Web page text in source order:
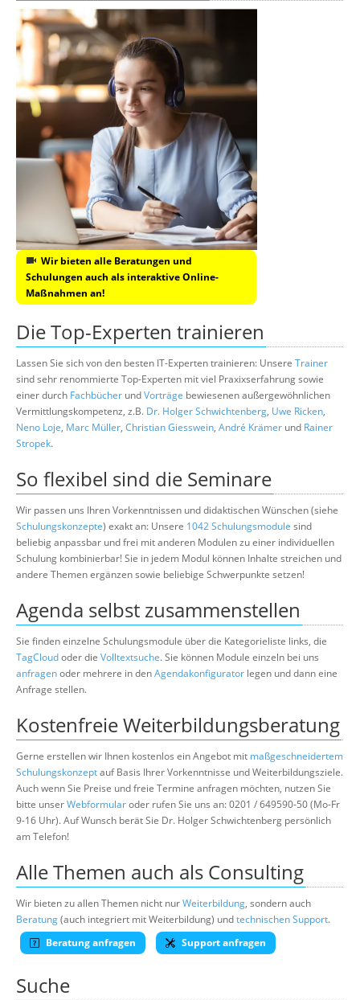
Wir bieten alle Beratungen und
Schulungen auch als interaktive Online-
Maßnahmen an!
Die Top-Experten trainieren
Lassen Sie sich von den besten IT-Experten trainieren: Unsere Trainer
sind sehr renommierte Top-Experten mit viel Praxixserfahrung sowie
einer durch Fachbücher undVorträge bewiesenen außergewöhnlichen
Vermittlungskompetenz, z.B. Dr. Holger Schwichtenberg, Uwe Ricken,
Neno Loje, Marc Müller, Christian Giesswein, André Krämer und Rainer
Stropek.
So flexibel sind die Seminare
Wir passen uns Ihren Vorkenntnissen und didaktischen Wünschen (siehe
Schulungskonzepte) exakt an: Unsere 1042 Schulungsmodule sind
beliebig anpassbar und frei mit anderen Modulen zu einer individuellen
Schulung kombinierbar! Sie in jedem Modul können Inhalte streichen und
andere Themen ergänzen sowie beliebige Schwerpunkte setzen!
Agenda selbst zusammenstellen
Sie finden einzelne Schulungsmodule über die Kategorieliste links, die
TagCloudoder die Volltextsuche. Sie können Module einzeln bei uns
anfragenoder mehrere in denAgendakonfigurator legen und dann eine
Anfrage stellen.
Kostenfreie Weiterbildungsberatung
Gerne erstellen wir Ihnen kostenlos ein Angebot mit maßgeschneidertem
Schulungskonzeptauf Basis Ihrer Vorkenntnisse und Weiterbildungsziele.
Auch wenn Sie Preise und freie Termine anfragen möchten, nutzen Sie
bitte unserWebformularoder rufen Sie uns an: 0201 / 649590-50 (Mo-Fr
9-16 Uhr). Auf Wunsch berät Sie Dr. Holger Schwichtenberg persönlich
am Telefon!
Alle Themen auch als Consulting
Wir bieten zu allen Themen nicht nurWeiterbildung, sondern auch
Beratung(auch integriert mit Weiterbildung) undtechnischen Support.
Beratung anfragen
Support anfragen
Suche